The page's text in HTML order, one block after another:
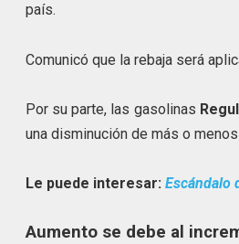
país.
Comunicó que la rebaja será
Por su parte, las gasolinas
una disminución de más o
Le puede interesar:Escándalo
Aumento se debe al